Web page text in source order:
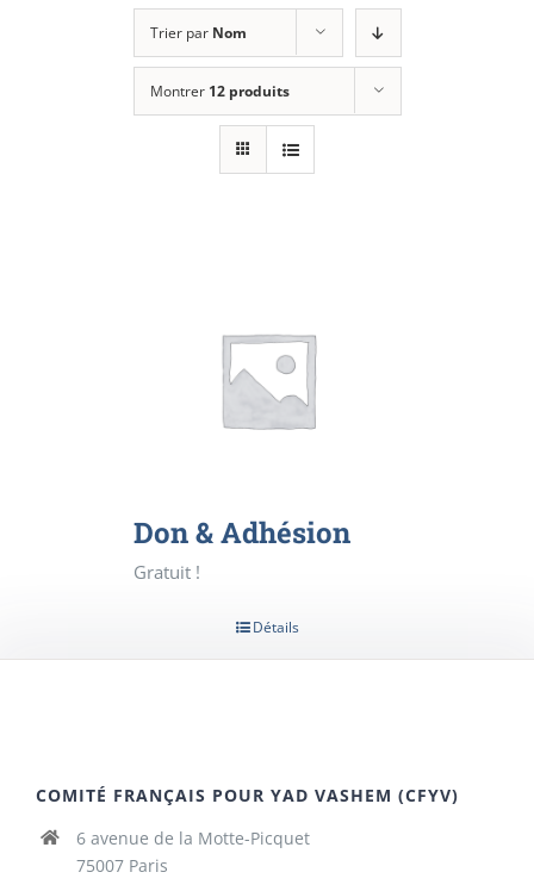
Trier par Nom
Montrer 12 produits
Don & Adhésion
Gratuit !
Détails
COMITÉ FRANÇAIS POUR YAD VASHEM (CFYV)
6 avenue de la Motte-Picquet
75007 Paris